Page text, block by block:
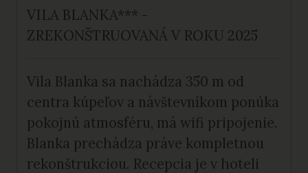
VILA BLANKA*** -
ZREKONŠTRUOVANÁ V ROKU 2025
Vila Blanka sa nachádza 350 m od
centra kúpeľov a návštevníkom ponúka
pokojnú atmosféru, má wifi pripojenie.
Blanka prechádza práve kompletnou
rekonštrukciou. Recepcia je v hoteli